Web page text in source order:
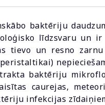
baktēriju
līdzsvaru un
tievo un resno
baktēriju
caurejas,
infekcijas